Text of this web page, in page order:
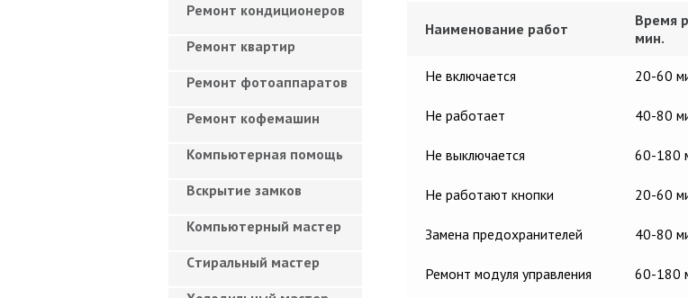
Наименование работ
Время
мин.
Не включается 20-60
Не работает 40-80
Не выключается 60-180
Не работают кнопки 20-60
Замена предохранителей 40-80
Ремонт модуля управления 60-180
Ремонт кондиционеров
Ремонт квартир
Ремонт фотоаппаратов
Ремонт кофемашин
Компьютерная помощь
Вскрытие замков
Компьютерный мастер
Cтиральный мастер